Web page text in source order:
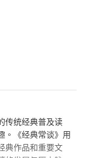
传统经典普及读
。《经典常谈》用
典作品和重要文